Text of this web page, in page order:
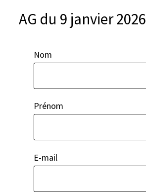
r
AG du 9 janvier 2026
Nom
Prénom
E-mail